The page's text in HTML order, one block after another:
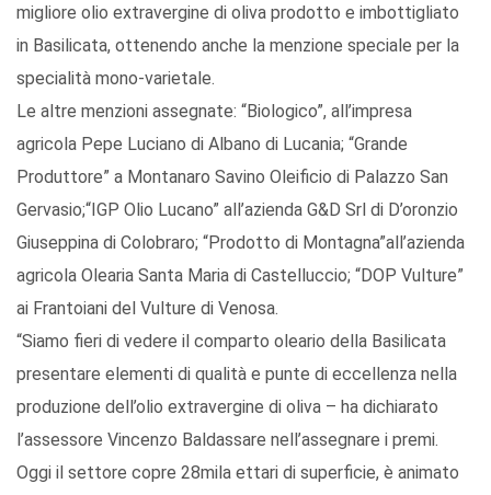
migliore olio extravergine di oliva prodotto e imbottigliato
in Basilicata, ottenendo anche la menzione speciale per la
specialità mono-varietale.
Le altre menzioni assegnate: “Biologico”, all’impresa
agricola Pepe Luciano di Albano di Lucania; “Grande
Produttore” a Montanaro Savino Oleificio di Palazzo San
Gervasio;“IGP Olio Lucano” all’azienda G&D Srl di D’oronzio
Giuseppina di Colobraro; “Prodotto di Montagna”all’azienda
agricola Olearia Santa Maria di Castelluccio; “DOP Vulture”
ai Frantoiani del Vulture di Venosa.
“Siamo fieri di vedere il comparto oleario della Basilicata
presentare elementi di qualità e punte di eccellenza nella
produzione dell’olio extravergine di oliva – ha dichiarato
l’assessore Vincenzo Baldassare nell’assegnare i premi.
Oggi il settore copre 28mila ettari di superficie, è animato